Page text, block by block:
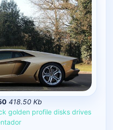
418.50 Kb
golden profile disks drives